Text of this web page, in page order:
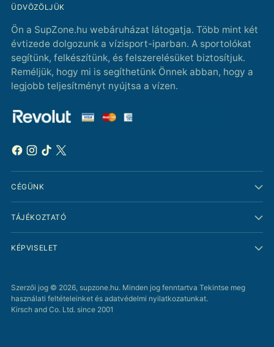
ÜDVÖZÖLJÜK
Ön a SupZone.hu webáruházat látogatja. Több mint két
évtizede dolgozunk a vízisport-iparban. A sportolókat
segítünk, felkészítünk, és felszerelésüket biztosítjuk.
Reméljük, hogy mi is segíthetünk Önnek abban, hogy a
legjobb teljesítményt nyújtsa a vízen.
CÉGÜNK
TÁJÉKOZTATÓ
KÉPVISELET
Szerzői jog © 2026, supzone.hu. Minden jog fenntartva Tekintse meg
használati feltételeinket és adatvédelmi nyilatkozatunkat.
Kirsch and Co. Ltd. since 2001